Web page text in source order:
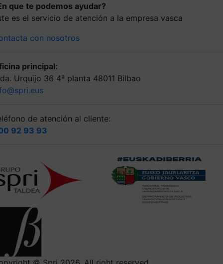
que te podemos ayudar?
es el servicio de atención a la empresa vasca
con nosotros
principal:
Urquijo 36 4ª planta 48011 Bilbao
de atención al cliente:
92 93 93